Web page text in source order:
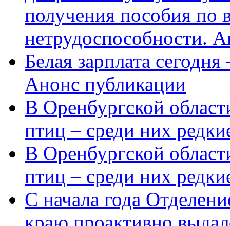
получения пособия по
нетрудоспособности.
Белая зарплата
Анонс публикации
В Оренбургской
птиц – среди них
В Оренбургской
птиц – среди них
С начала года